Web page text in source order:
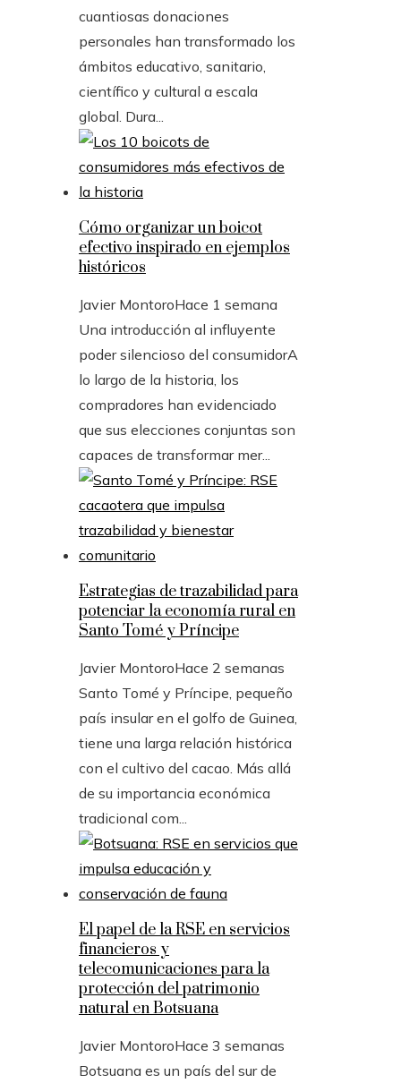
cuantiosas donaciones
personales han transformado los
ámbitos educativo, sanitario,
científico y cultural a escala
global. Dura...
Cómo organizar un boicot
efectivo inspirado en ejemplos
históricos
Javier MontoroHace 1 semana
Una introducción al influyente
poder silencioso del consumidorA
lo largo de la historia, los
compradores han evidenciado
que sus elecciones conjuntas son
capaces de transformar mer...
Estrategias de trazabilidad para
potenciar la economía rural en
Santo Tomé y Príncipe
Javier MontoroHace 2 semanas
Santo Tomé y Príncipe, pequeño
país insular en el golfo de Guinea,
tiene una larga relación histórica
con el cultivo del cacao. Más allá
de su importancia económica
tradicional com...
El papel de la RSE en servicios
financieros y
telecomunicaciones para la
protección del patrimonio
natural en Botsuana
Javier MontoroHace 3 semanas
Botsuana es un país del sur de